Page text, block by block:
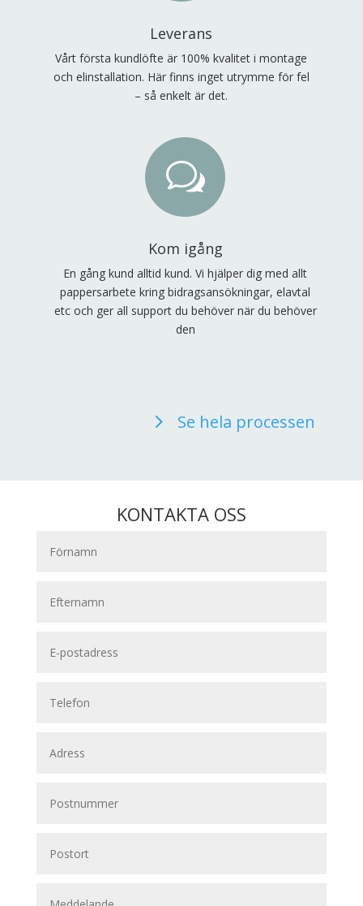
Leverans
Vårt första kundlöfte är 100% kvalitet i montage
och elinstallation. Här finns inget utrymme för fel
– så enkelt är det.
w
Kom igång
En gång kund alltid kund. Vi hjälper dig med allt
pappersarbete kring bidragsansökningar, elavtal
etc och ger all support du behöver när du behöver
den
Se hela processen
KONTAKTA OSS